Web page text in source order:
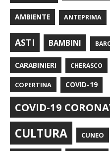
AMBIENTE ANTEPRIMA
ASTI BAMBINI
CARABINIERI CHERASCO
COPERTINA COVID-19
COVID-19
CULTURA CUNEO